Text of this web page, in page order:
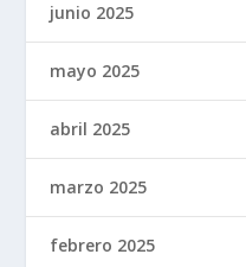
junio 2025
mayo 2025
abril 2025
marzo 2025
febrero 2025